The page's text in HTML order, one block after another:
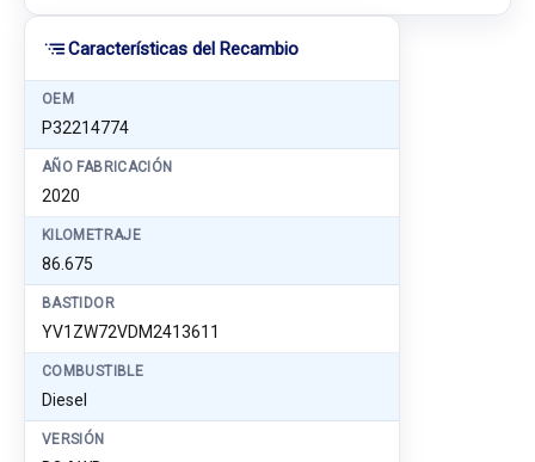
Características del Recambio
OEM
P32214774
AÑO FABRICACIÓN
2020
KILOMETRAJE
86.675
BASTIDOR
YV1ZW72VDM2413611
COMBUSTIBLE
Diesel
VERSIÓN